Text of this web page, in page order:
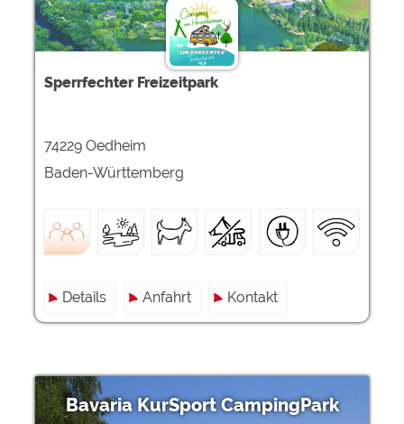
Sperrfechter Freizeitpark
74229 Oedheim
Baden-Württemberg
Details Anfahrt Kontakt
Bavaria KurSport CampingPark